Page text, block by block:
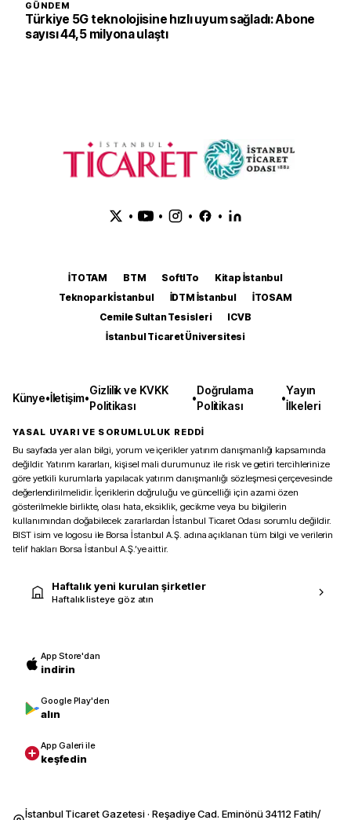
GÜNDEM
Türkiye 5G teknolojisine hızlı uyum sağladı: Abone
sayısı 44,5 milyona ulaştı
• • • •
İTOTAM BTM SoftITo
Kitap İstanbul
Teknopark İstanbul
İDTM İstanbul
İTOSAM
Cemile Sultan Tesisleri
ICVB
İstanbul Ticaret Üniversitesi
Künye•İletişim•
Gizlilik ve KVKK
Politikası
•
Doğrulama
Politikası
•
Yayın
İlkeleri
YASAL UYARI VE SORUMLULUK REDDİ
Bu sayfada yer alan bilgi, yorum ve içerikler yatırım danışmanlığı kapsamında
değildir. Yatırım kararları, kişisel mali durumunuz ile risk ve getiri tercihlerinize
göre yetkili kurumlarla yapılacak yatırım danışmanlığı sözleşmesi çerçevesinde
değerlendirilmelidir. İçeriklerin doğruluğu ve güncelliği için azami özen
gösterilmekle birlikte, olası hata, eksiklik, gecikme veya bu bilgilerin
kullanımından doğabilecek zararlardan İstanbul Ticaret Odası sorumlu değildir.
BIST isim ve logosu ile Borsa İstanbul A.Ş. adına açıklanan tüm bilgi ve verilerin
telif hakları Borsa İstanbul A.Ş.’ye aittir.
Haftalık yeni kurulan şirketler
Haftalık listeye göz atın
App Store'dan
indirin
Google Play'den
alın
App Galeri ile
keşfedin
İstanbul Ticaret Gazetesi · Reşadiye Cad. Eminönü 34112 Fatih/